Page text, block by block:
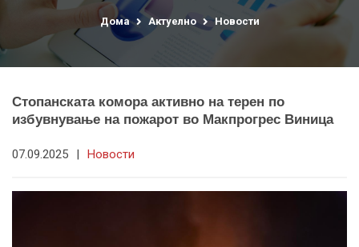
Дома Актуелно Новости
Стопанската комора активно на терен по
избувнување на пожарот во Макпрогрес Виница
07.09.2025 | Новости